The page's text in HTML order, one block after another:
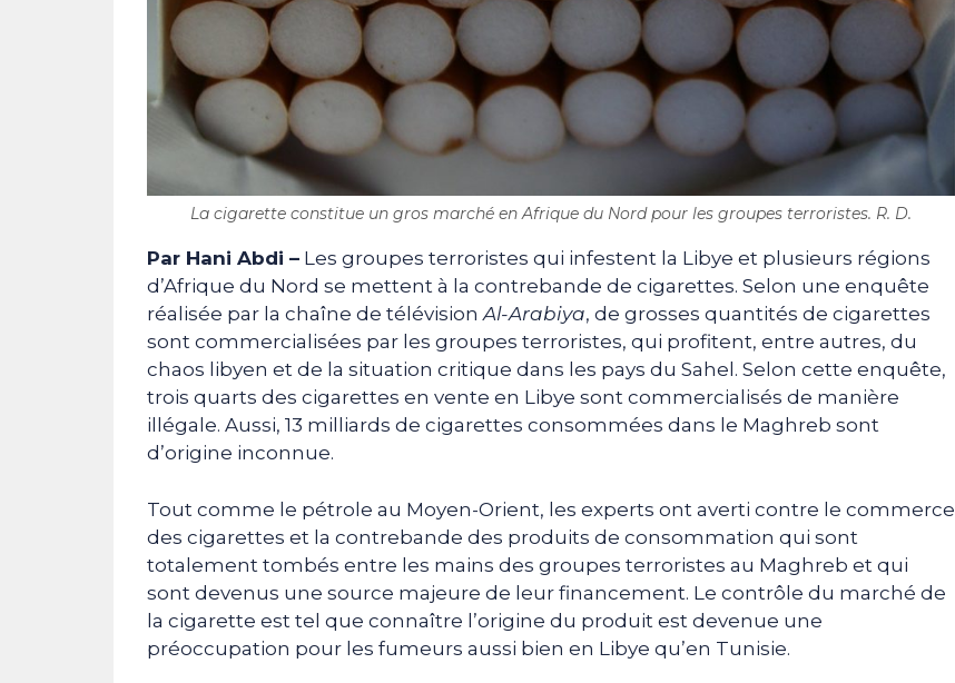
La cigarette constitue un gros marché en Afrique du Nord pour les groupes terroristes. R. D.
Par Hani Abdi – Les groupes terroristes qui infestent la Libye et plusieurs régions
d’Afrique du Nord se mettent à la contrebande de cigarettes. Selon une enquête
réalisée par la chaîne de télévisionAl-Arabiya, de grosses quantités de cigarettes
sont commercialisées par les groupes terroristes, qui profitent, entre autres, du
chaos libyen et de la situation critique dans les pays du Sahel. Selon cette enquête,
trois quarts des cigarettes en vente en Libye sont commercialisés de manière
illégale. Aussi, 13 milliards de cigarettes consommées dans le Maghreb sont
d’origine inconnue.
Tout comme le pétrole au Moyen-Orient, les experts ont averti contre le commerce
des cigarettes et la contrebande des produits de consommation qui sont
totalement tombés entre les mains des groupes terroristes au Maghreb et qui
sont devenus une source majeure de leur financement. Le contrôle du marché de
la cigarette est tel que connaître l’origine du produit est devenue une
préoccupation pour les fumeurs aussi bien en Libye qu’en Tunisie.